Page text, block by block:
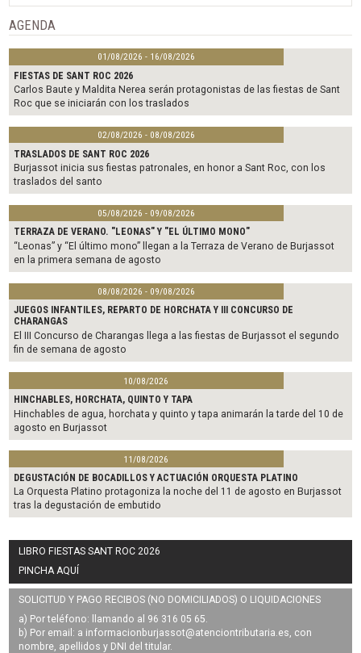
AGENDA
01/08/2026 - 16/08/2026
FIESTAS DE SANT ROC 2026
Carlos Baute y Maldita Nerea serán protagonistas de las fiestas de Sant
Roc que se iniciarán con los traslados
02/08/2026 - 08/08/2026
TRASLADOS DE SANT ROC 2026
Burjassot inicia sus fiestas patronales, en honor a Sant Roc, con los
traslados del santo
05/08/2026 - 09/08/2026
TERRAZA DE VERANO. "LEONAS" Y "EL ÚLTIMO MONO"
“Leonas” y “El último mono” llegan a la Terraza de Verano de Burjassot
en la primera semana de agosto
08/08/2026 - 09/08/2026
JUEGOS INFANTILES, REPARTO DE HORCHATA Y III CONCURSO DE
CHARANGAS
El III Concurso de Charangas llega a las fiestas de Burjassot el segundo
fin de semana de agosto
10/08/2026
HINCHABLES, HORCHATA, QUINTO Y TAPA
Hinchables de agua, horchata y quinto y tapa animarán la tarde del 10 de
agosto en Burjassot
11/08/2026
DEGUSTACIÓN DE BOCADILLOS Y ACTUACIÓN ORQUESTA PLATINO
La Orquesta Platino protagoniza la noche del 11 de agosto en Burjassot
tras la degustación de embutido
LIBRO FIESTAS SANT ROC 2026
PINCHA AQUÍ
SOLICITUD Y PAGO RECIBOS (NO DOMICILIADOS) O LIQUIDACIONES
a) Por teléfono: llamando al 96 316 05 65.
b) Por email: a informacionburjassot@atenciontributaria.es, con
nombre, apellidos y DNI del titular.